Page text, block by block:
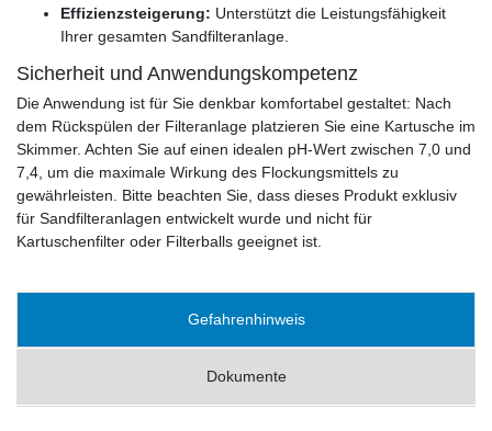
Effizienzsteigerung: Unterstützt die Leistungsfähigkeit
Ihrer gesamten Sandfilteranlage.
Sicherheit und Anwendungskompetenz
Die Anwendung ist für Sie denkbar komfortabel gestaltet: Nach
dem Rückspülen der Filteranlage platzieren Sie eine Kartusche im
Skimmer. Achten Sie auf einen idealen pH-Wert zwischen 7,0 und
7,4, um die maximale Wirkung des Flockungsmittels zu
gewährleisten. Bitte beachten Sie, dass dieses Produkt exklusiv
für Sandfilteranlagen entwickelt wurde und nicht für
Kartuschenfilter oder Filterballs geeignet ist.
Gefahrenhinweis
Dokumente